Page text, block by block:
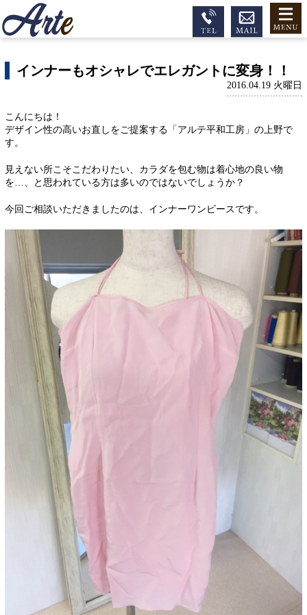
インナーもオシャレでエレガントに変身！！
2016.04.19 火曜日
こんにちは！
デザイン性の高いお直しをご提案する「アルテ平和工房」の上野で
す。
見えない所こそこだわりたい、カラダを包む物は着心地の良い物
を…、と思われている方は多いのではないでしょうか？
今回ご相談いただきましたのは、インナーワンピースです。